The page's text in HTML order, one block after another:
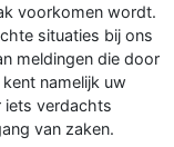
voorkomen wordt.
situaties bij ons
meldingen die door
namelijk uw
iets verdachts
van zaken.